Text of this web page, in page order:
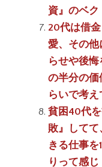
資』のベク
20代は借
愛、その
らせや後
の半分の価
らいで考
貧困40代
敗』して
きる仕事
りって感じ